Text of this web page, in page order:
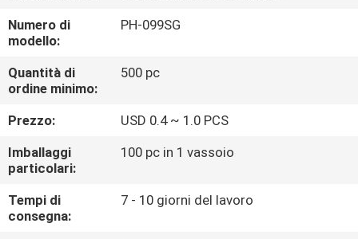
CONTROLLO
DI
QUALITÀ
CONTATTICI
VR
SHOW
Numero di
modello:
PH-099SG
Quantità di
ordine minimo:
500 pc
Prezzo:
USD 0.4 ~ 1.0 PCS
Imballaggi
particolari:
100 pc in 1 vassoio
Tempi di
consegna:
7 - 10 giorni del lavoro